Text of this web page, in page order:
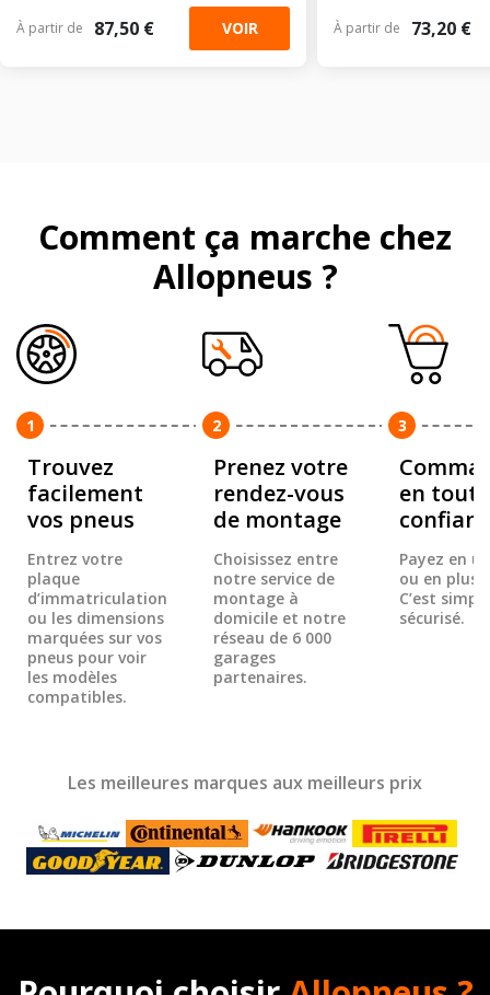
À partir de 87,50 € VOIR À partir de 73,20 €
Comment ça marche chez
Allopneus ?
1
Trouvez
facilement
vos pneus
Entrez votre
plaque
d’immatriculation
ou les dimensions
marquées sur vos
pneus pour voir
les modèles
compatibles.
2
Prenez votre
rendez-vous
de montage
Choisissez entre
notre service de
montage à
domicile et notre
réseau de 6 000
garages
partenaires.
3
en toute
Payez en
ou en
C’est
sécurisé.
Les meilleures marques aux meilleurs prix